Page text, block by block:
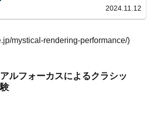
するための知識を深めましょう。撮影者が求める透明感や
奥行き感を実現するための描写性能の秘密に迫り、あらゆ
2024.11.12
mystical-rendering-performance/)
ルフォーカスによるクラシッ